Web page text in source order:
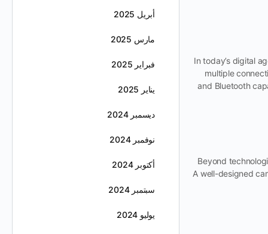
In today’s digital
multiple
and Bluetooth
Beyond
A well-designed
أبريل 2025
مارس 2025
فبراير 2025
يناير 2025
ديسمبر 2024
نوفمبر 2024
أكتوبر 2024
سبتمبر 2024
يوليو 2024